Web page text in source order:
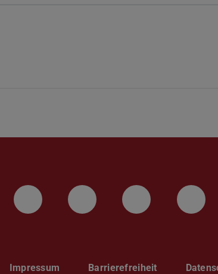
Seite der TU Darmstadt
Instagram-Kanal der TU
Bluesky-Kanal der
Facebook-
Impressum Barrierefreiheit